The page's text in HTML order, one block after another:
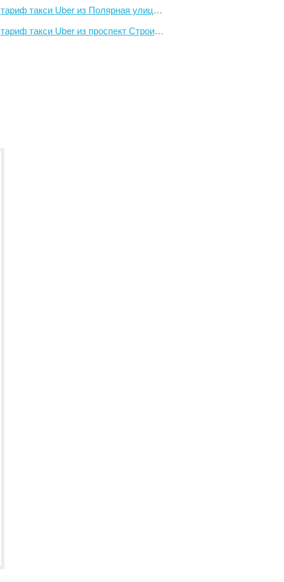
тариф такси Uber из Полярная улица в Брянская область
тариф такси Uber из проспект Строителей в проспект Гагарина